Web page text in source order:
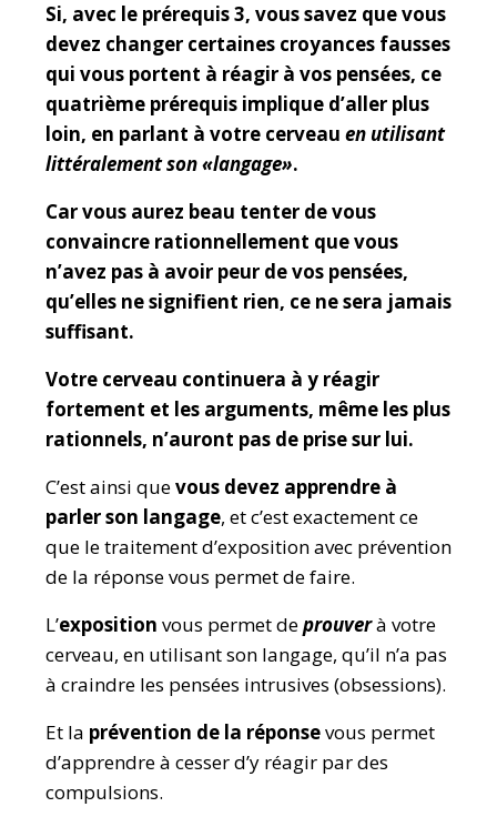
Si, avec le prérequis 3, vous savez que vous
devez changer certaines croyances fausses
qui vous portent à réagir à vos pensées, ce
quatrième prérequis implique d’aller plus
loin, en parlant à votre cerveau en utilisant
littéralement son «langage».
Car vous aurez beau tenter de vous
convaincre rationnellement que vous
n’avez pas à avoir peur de vos pensées,
qu’elles ne signifient rien, ce ne sera jamais
suffisant.
Votre cerveau continuera à y réagir
fortement et les arguments, même les plus
rationnels, n’auront pas de prise sur lui.
C’est ainsi quevous devez apprendre à
parler son langage, et c’est exactement ce
que le traitement d’exposition avec prévention
de la réponse vous permet de faire.
L’exposition vous permet deprouverà votre
cerveau, en utilisant son langage, qu’il n’a pas
à craindre les pensées intrusives (obsessions).
Et la prévention de la réponsevous permet
d’apprendre à cesser d’y réagir par des
compulsions.